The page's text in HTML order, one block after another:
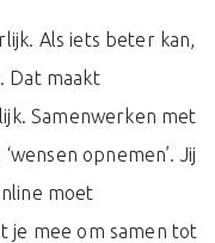
Als iets beter kan,
Dat maakt
Samenwerken met
opnemen’. Jij
moet
je mee om samen tot